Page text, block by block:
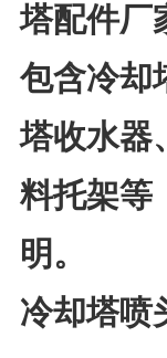
塔配件厂
包含冷却
塔收水器
料托架等
明。
冷却塔喷